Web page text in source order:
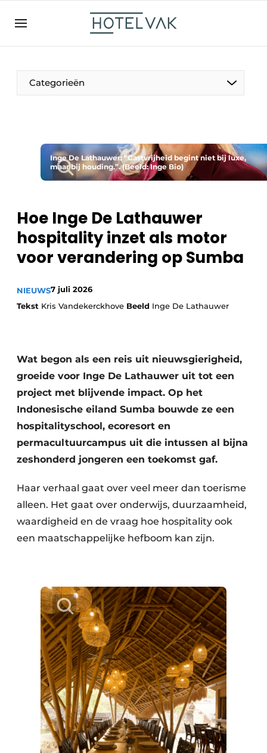
EN
NL
EN
FR
Categorieën
De Pen
Internationaal
HR & Personeel
Inge De Lathauwer: “Gastvrijheid begint niet bij luxe,
maar bij houding.”. (Beeld: Inge Bio)
Hoe Inge De Lathauwer
hospitality inzet als motor
voor verandering op Sumba
NIEUWS7 juli 2026
Tekst Kris Vandekerckhove Beeld Inge De Lathauwer
Wat begon als een reis uit nieuwsgierigheid,
groeide voor Inge De Lathauwer uit tot een
project met blijvende impact. Op het
Indonesische eiland Sumba bouwde ze een
hospitalityschool, ecoresort en
permacultuurcampus uit die intussen al bijna
zeshonderd jongeren een toekomst gaf.
Haar verhaal gaat over veel meer dan toerisme
alleen. Het gaat over onderwijs, duurzaamheid,
waardigheid en de vraag hoe hospitality ook
een maatschappelijke hefboom kan zijn.